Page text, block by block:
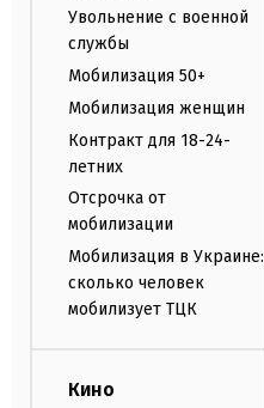
Увольнение с военной
службы
Мобилизация 50+
Мобилизация женщин
Контракт для 18-24-
летних
Отсрочка от
мобилизации
Мобилизация в Украине:
сколько человек
мобилизует ТЦК
Кино